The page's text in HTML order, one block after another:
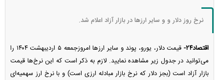
نرخ روز دلار و و سایر ارز‌ها در بازار آزاد اعلام شد.
اقتصاد۲۴-
قیمت دلار، یورو، پوند و سایر ارز‌ها امروزجمعه ۵ اردیبهشت ۱۴۰۴ را
می‌توانید در جدول زیر مشاهده نمایید. لازم به ذکر است که این نرخ‌ها قیمت
بازار آزاد است (بجز دلار که نرخ بازار مبادله ارزی است) و با نرخ ارز سهمیه‌ای